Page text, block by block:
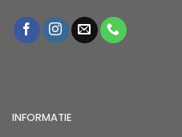
INFORMATIE